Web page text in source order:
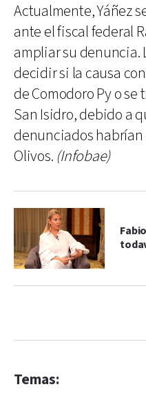
Actualmente, Yáñez
ante el fiscal federal
ampliar su denuncia.
decidir si la causa
de Comodoro Py o
San Isidro, debido a
denunciados
Olivos. (Infobae)
Temas: